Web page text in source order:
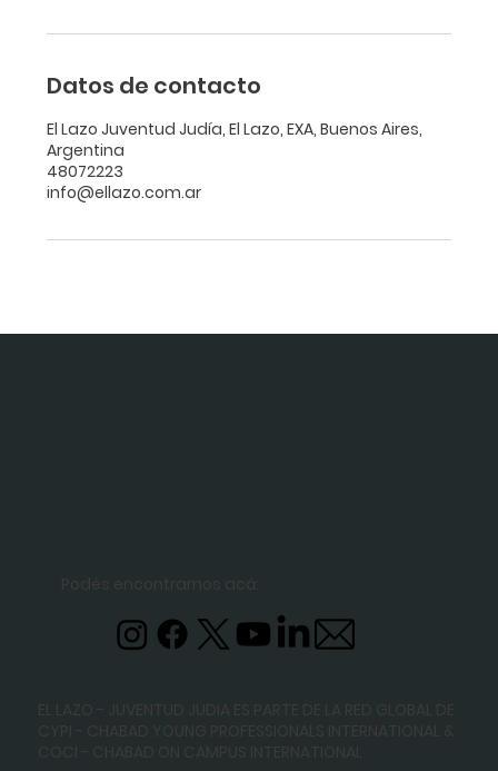
Datos de contacto
El Lazo Juventud Judía, El Lazo, EXA, Buenos Aires,
Argentina
48072223
info@ellazo.com.ar
Podés encontrarnos acá:
EL LAZO - JUVENTUD JUDIA ES PARTE DE LA RED GLOBAL DE
CYPI - CHABAD YOUNG PROFESSIONALS INTERNATIONAL &
COCI - CHABAD ON CAMPUS INTERNATIONAL